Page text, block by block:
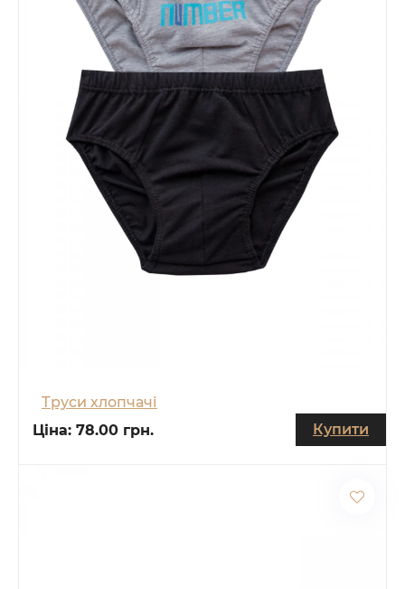
Труси хлопчачі
Ціна: 78.00 грн. Купити